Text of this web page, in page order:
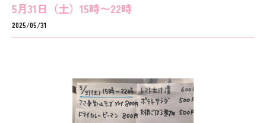
5月31日（土）15時〜22時
2025/05/31